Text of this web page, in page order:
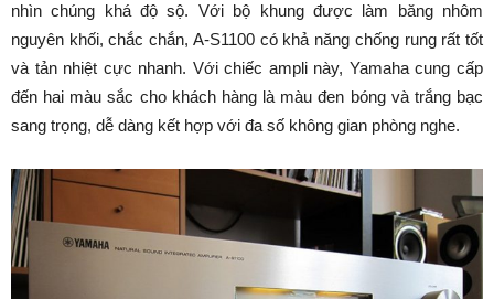
nhìn chúng khá độ sộ. Với bộ khung được làm băng nhôm
nguyên khối, chắc chắn, A-S1100 có khả năng chống rung rất tốt
và tản nhiệt cực nhanh. Với chiếc ampli này, Yamaha cung cấp
đến hai màu sắc cho khách hàng là màu đen bóng và trắng bạc
sang trọng, dễ dàng kết hợp với đa số không gian phòng nghe.